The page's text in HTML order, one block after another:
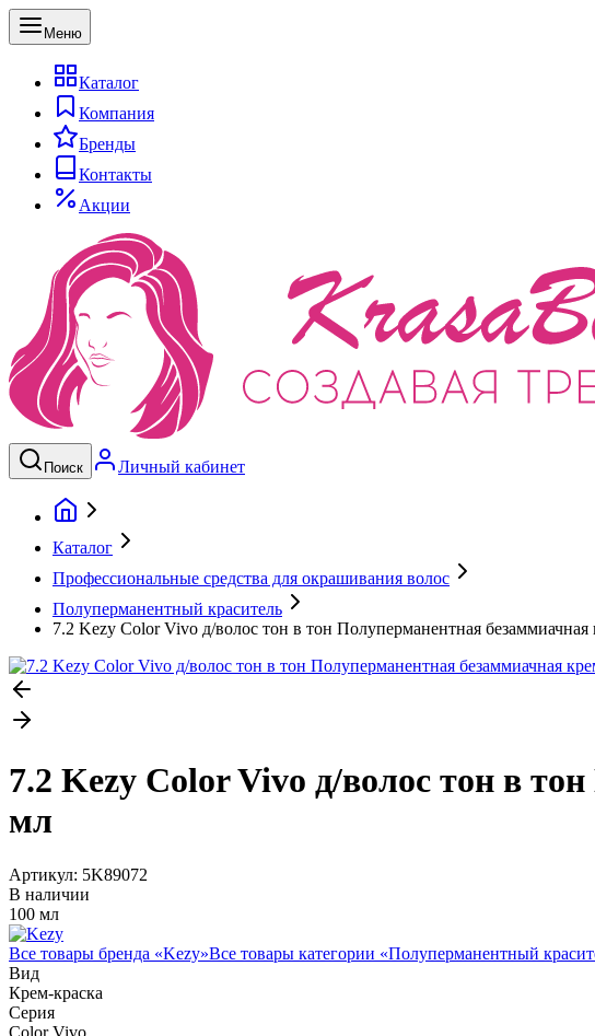
Меню
Каталог
Компания
Бренды
Контакты
Акции
Поиск Личный кабинет
Каталог
Профессиональные средства для окрашивания волос
Полуперманентный краситель
7.2 Kezy Color Vivo д/волос тон в тон Полуперманентная безаммиачная
7.2 Kezy Color Vivo д/волос тон в
мл
Артикул: 5K89072
В наличии
100 мл
Все товары бренда «Kezy»Все товары категории «Полуперманентный
Вид
Крем-краска
Серия
Color Vivo